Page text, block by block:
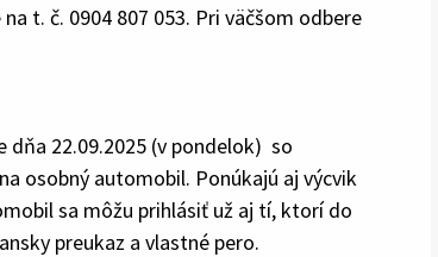
t. č. 0904 807 053. Pri väčšom odbere
22.09.2025 (v pondelok) so
osobný automobil. Ponúkajú aj výcvik
sa môžu prihlásiť už aj tí, ktorí do
preukaz a vlastné pero.